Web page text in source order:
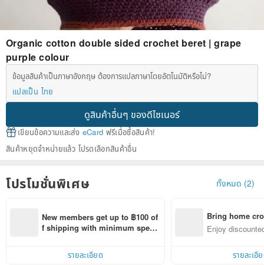
Organic cotton double sided crochet beret | grape
purple colour
ข้อมูลสินค้าเป็นภาษาอังกฤษ ต้องการแปลภาษาโดยอัตโนมัติหรือไม่?
แปลเป็น ไทย
ดูสินค้าอื่นๆ ของดีไซเนอร์
เขียนข้อความและส่ง eCard ฟรีเมื่อซื้อสินค้า!
สินค้าหยุดจำหน่ายแล้ว โปรดเลือกสินค้าอื่น
โปรโมชั่นพิเศษ ทั้งหมด (2)
New members get up to ฿100 of
f shipping with minimum spen
within 7 days!
รายละเอียด
Bring home
n with ease
Enjoy
รายละเอี